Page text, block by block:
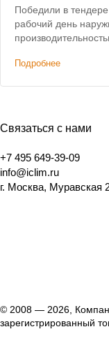
Победили в
рабочий день
Подробнее
Связаться с нами
+7 495 649-39-09
info@iclim.ru
г. Москва, Муравская
© 2008 — 2026,
зарегистрированный